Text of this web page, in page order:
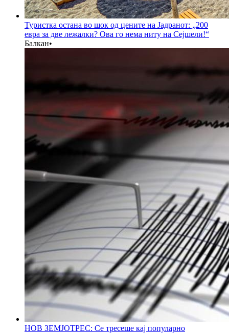
Туристка остана во шок од цените на Јадранот: „200
евра за две лежалки? Ова го нема ниту на Сејшели!“
Балкан•
НОВ ЗЕМЈОТРЕС: Се тресеше кај популарно